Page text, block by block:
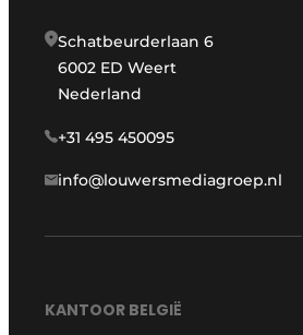
Schatbeurderlaan 6
6002 ED Weert
Nederland
+31 495 450095
info@louwersmediagroep.nl
KANTOOR BELGIË